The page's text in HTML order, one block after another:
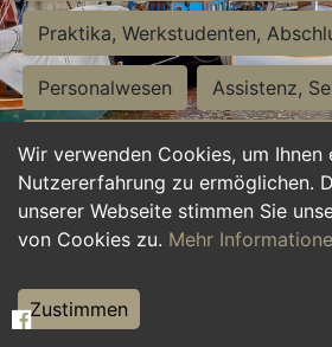
Wir verwenden Cookies, um Ihnen
Nutzererfahrung zu ermöglichen.
unserer Webseite stimmen Sie
von Cookies zu. Mehr
Zustimmen
Praktika, Werkstudenten,
Personalwesen Assistenz,
Hilfskräfte, Aushilfs- und
Einkauf, Logistik,
Weiterbildung, Studium, duale
Tourismus